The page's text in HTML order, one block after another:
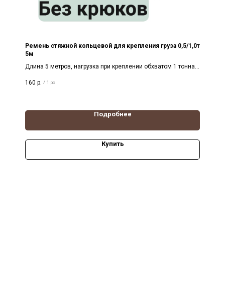
Ремень стяжной кольцевой для крепления груза 0,5/1,0т
5м
Длина 5 метров, нагрузка при креплении обхватом 1 тонна,
БЕЗ КРЮКОВ. С храповым механизмом
160 р. / 1 pc
Подробнее
Купить